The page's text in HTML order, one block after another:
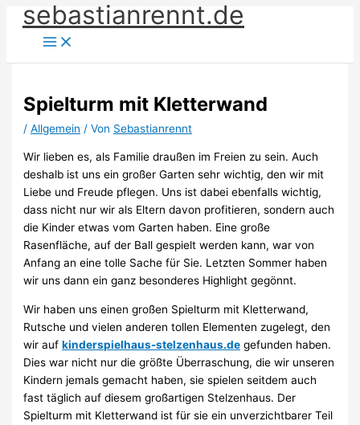
Zum
Inhalt
springen
sebastianrennt.de
Spielturm mit Kletterwand
/Allgemein / Von Sebastianrennt
Wir lieben es, als Familie draußen im Freien zu sein. Auch
deshalb ist uns ein großer Garten sehr wichtig, den wir mit
Liebe und Freude pflegen. Uns ist dabei ebenfalls wichtig,
dass nicht nur wir als Eltern davon profitieren, sondern auch
die Kinder etwas vom Garten haben. Eine große
Rasenfläche, auf der Ball gespielt werden kann, war von
Anfang an eine tolle Sache für Sie. Letzten Sommer haben
wir uns dann ein ganz besonderes Highlight gegönnt.
Wir haben uns einen großen Spielturm mit Kletterwand,
Rutsche und vielen anderen tollen Elementen zugelegt, den
wir aufkinderspielhaus-stelzenhaus.de gefunden haben.
Dies war nicht nur die größte Überraschung, die wir unseren
Kindern jemals gemacht haben, sie spielen seitdem auch
fast täglich auf diesem großartigen Stelzenhaus. Der
Spielturm mit Kletterwand ist für sie ein unverzichtbarer Teil